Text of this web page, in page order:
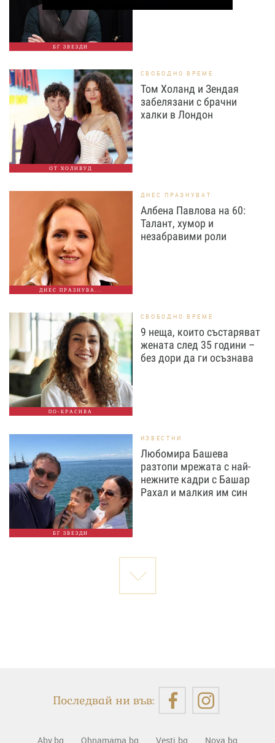
БГ ЗВЕЗДИ
ОТ ХОЛИВУД
СВОБОДНО ВРЕМЕ
Том Холанд и Зендая
забелязани с брачни
халки в Лондон
ДНЕС ПРАЗНУВА...
ДНЕС ПРАЗНУВАТ
Албена Павлова на 60:
Талант, хумор и
незабравими роли
ПО-КРАСИВА
СВОБОДНО ВРЕМЕ
9 неща, които състаряват
жената след 35 години –
без дори да ги осъзнава
БГ ЗВЕЗДИ
ИЗВЕСТНИ
Любомира Башева
разтопи мрежата с най-
нежните кадри с Башар
Рахал и малкия им син
Последвай ни във:
Abv.bg Ohnamama.bg Vesti.bg Nova.bg